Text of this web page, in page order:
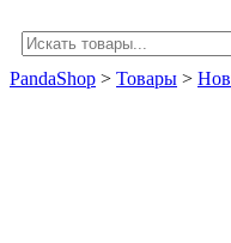
PandaShop > Товары >